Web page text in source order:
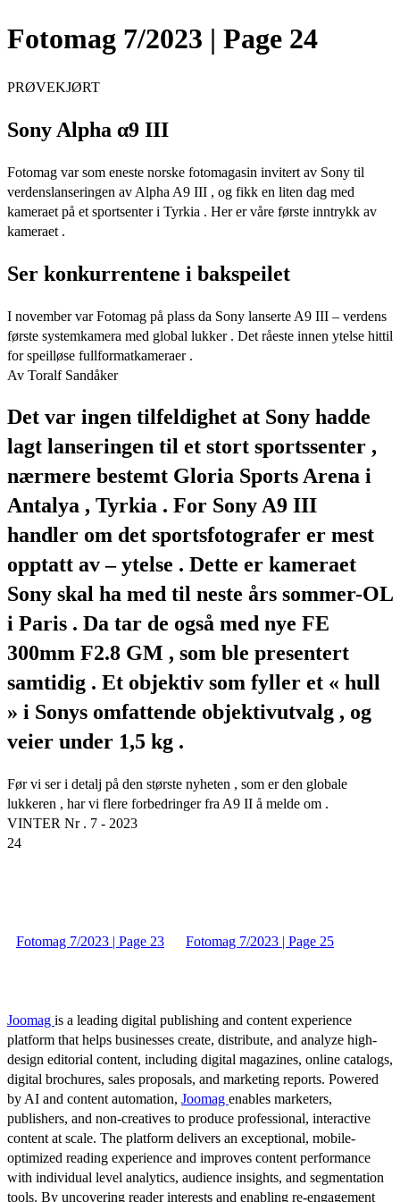
Fotomag 7/2023 | Page 24
PRØVEKJØRT
Sony Alpha α9 III
Fotomag var som eneste norske fotomagasin invitert av Sony til
verdenslanseringen av Alpha A9 III , og fikk en liten dag med
kameraet på et sportsenter i Tyrkia . Her er våre første inntrykk av
kameraet .
Ser konkurrentene i bakspeilet
I november var Fotomag på plass da Sony lanserte A9 III – verdens
første systemkamera med global lukker . Det råeste innen ytelse hittil
for speilløse fullformatkameraer .
Av Toralf Sandåker
Det var ingen tilfeldighet at Sony hadde
lagt lanseringen til et stort sportssenter ,
nærmere bestemt Gloria Sports Arena i
Antalya , Tyrkia . For Sony A9 III
handler om det sportsfotografer er mest
opptatt av – ytelse . Dette er kameraet
Sony skal ha med til neste års sommer-OL
i Paris . Da tar de også med nye FE
300mm F2.8 GM , som ble presentert
samtidig . Et objektiv som fyller et « hull
» i Sonys omfattende objektivutvalg , og
veier under 1,5 kg .
Før vi ser i detalj på den største nyheten , som er den globale
lukkeren , har vi flere forbedringer fra A9 II å melde om .
VINTER Nr . 7 - 2023
24
Fotomag 7/2023 | Page 23 Fotomag 7/2023 | Page 25
Joomag is a leading digital publishing and content experience
platform that helps businesses create, distribute, and analyze high-
design editorial content, including digital magazines, online catalogs,
digital brochures, sales proposals, and marketing reports. Powered
by AI and content automation, Joomag enables marketers,
publishers, and non-creatives to produce professional, interactive
content at scale. The platform delivers an exceptional, mobile-
optimized reading experience and improves content performance
with individual level analytics, audience insights, and segmentation
tools. By uncovering reader interests and enabling re-engagement